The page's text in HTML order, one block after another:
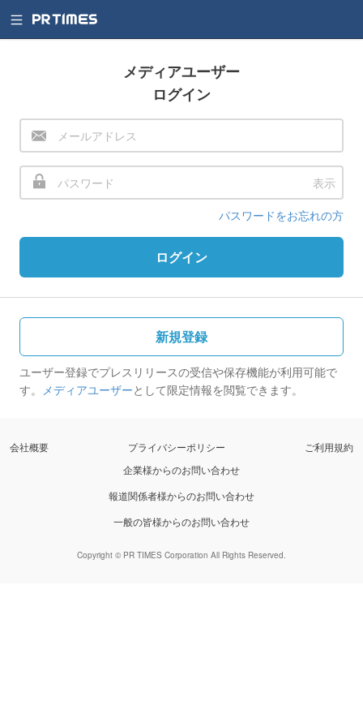
メディアユーザー
ログイン
表示
パスワードをお忘れの方
ログイン
新規登録
ユーザー登録でプレスリリースの受信や保存機能が利用可能で
す。 メディアユーザーとして限定情報を閲覧できます。
会社概要 プライバシーポリシー
ご利用規約
企業様からのお問い合わせ
報道関係者様からのお問い合わせ
一般の皆様からのお問い合わせ
Copyright © PR TIMES Corporation All Rights Reserved.